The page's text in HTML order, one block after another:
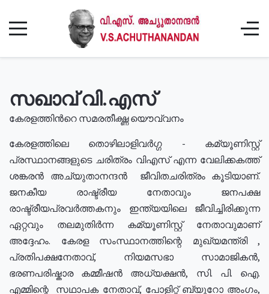
സഖാവ് വി.എസ്
കേരളത്തിൻറെ സമരതീക്ഷ്ണ യൌവ്വനം
കേരളത്തിലെ തൊഴിലാളിവർഗ്ഗ - കമ്യൂണിസ്റ്റ്
പ്രസ്ഥാനങ്ങളുടെ ചരിത്രം വിഎസ് എന്ന വേലിക്കകത്ത്
ശങ്കരൻ അച്യുതാനന്ദൻ ജീവിതചരിത്രം കൂടിയാണ്.
ജനകീയ രാഷ്ട്രീയ നേതാവും ജനപക്ഷ
രാഷ്ട്രീയപ്രവർത്തകനും ഇന്ത്യയിലെ ജീവിച്ചിരിക്കുന്ന
ഏറ്റവും തലമുതിർന്ന കമ്യൂണിസ്റ്റ് നേതാവുമാണ്
അദ്ദേഹം. കേരള സംസ്ഥാനത്തിന്റെ മുഖ്യമന്ത്രി ,
പ്രതിപക്ഷനേതാവ്, നിയമസഭാ സാമാജികൻ,
ഭരണപരിഷ്കാര കമ്മീഷൻ അധ്യക്ഷൻ, സി. പി. ഐ.
എമ്മിന്റെ സഥാപക നേതാവ്, പോളിറ്റ് ബ്യുറോ അംഗം,